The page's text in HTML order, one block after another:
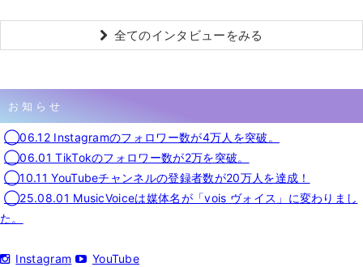
全てのインタビューをみる
お知らせ
◯06.12 Instagramのフォロワー数が4万人を突破。
◯06.01 TikTokのフォロワー数が2万を突破。
◯10.11 YouTubeチャンネルの登録者数が20万人を達成！
◯25.08.01 MusicVoiceは媒体名が「vois ヴォイス」に変わりまし
た。
Instagram YouTube